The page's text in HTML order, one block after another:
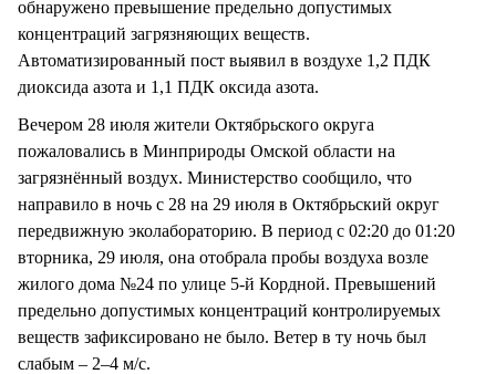
обнаружено превышение предельно допустимых
концентраций загрязняющих веществ.
Автоматизированный пост выявил в воздухе 1,2 ПДК
диоксида азота и 1,1 ПДК оксида азота.
Вечером 28 июля жители Октябрьского округа
пожаловались в Минприроды Омской области на
загрязнённый воздух. Министерство сообщило, что
направило в ночь с 28 на 29 июля в Октябрьский округ
передвижную эколабораторию. В период с 02:20 до 01:20
вторника, 29 июля, она отобрала пробы воздуха возле
жилого дома №24 по улице 5-й Кордной. Превышений
предельно допустимых концентраций контролируемых
веществ зафиксировано не было. Ветер в ту ночь был
слабым – 2–4 м/с.